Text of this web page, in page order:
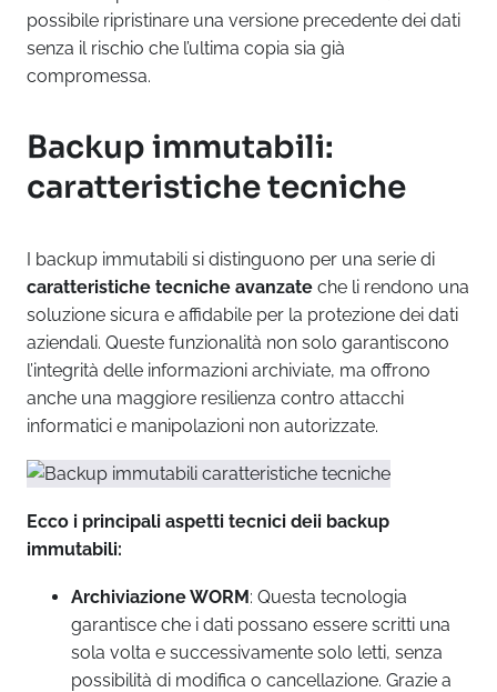
possibile ripristinare una versione precedente dei dati
senza il rischio che l’ultima copia sia già
compromessa.
Backup immutabili:
caratteristiche tecniche
I backup immutabili si distinguono per una serie di
caratteristiche tecniche avanzate che li rendono una
soluzione sicura e affidabile per la protezione dei dati
aziendali. Queste funzionalità non solo garantiscono
l’integrità delle informazioni archiviate, ma offrono
anche una maggiore resilienza contro attacchi
informatici e manipolazioni non autorizzate.
Ecco i principali aspetti tecnici deii backup
immutabili:
Archiviazione WORM: Questa tecnologia
garantisce che i dati possano essere scritti una
sola volta e successivamente solo letti, senza
possibilità di modifica o cancellazione. Grazie a